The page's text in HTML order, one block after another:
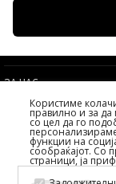
ЗА НАС
УСЛОВИ
УСЛУГИ НА КЛИЕНТИТЕ
ИЗБЕРЕТЕ ДРЖАВА
Користиме
правилно и за
со цел да го
функции на
сообраќајот. Со
страници, ја